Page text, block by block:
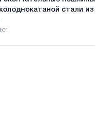
стали из